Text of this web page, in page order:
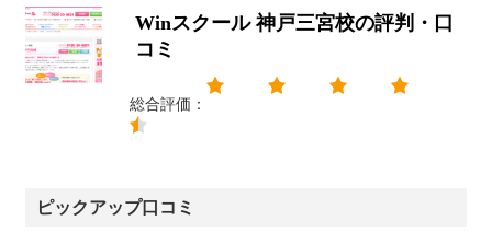
Winスクール 神戸三宮校の評判・口
コミ
総合評価：
ピックアップ口コミ